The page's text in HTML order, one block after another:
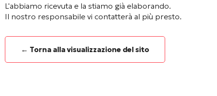
L'abbiamo ricevuta e la stiamo già elaborando.
Il nostro responsabile vi contatterà al più presto.
← Torna alla visualizzazione del sito